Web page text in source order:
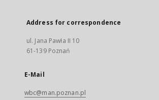
Address for correspondence
ul. Jana Pawła II 10
61-139 Poznań
E-Mail
wbc@man.poznan.pl